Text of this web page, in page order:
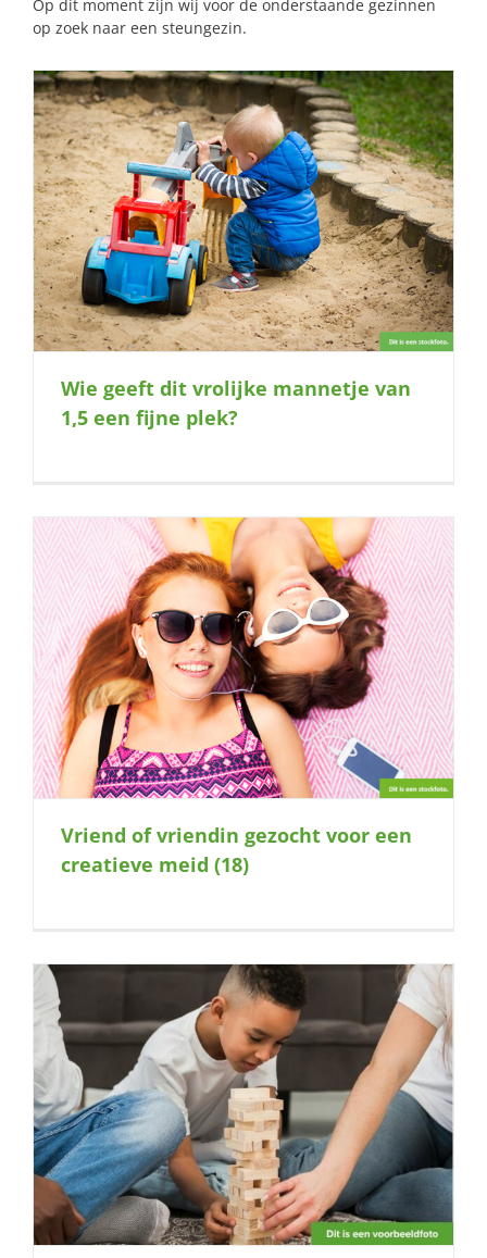
Op dit moment zijn wij voor de onderstaande gezinnen
op zoek naar een steungezin.
Wie geeft dit vrolijke mannetje van
1,5 een fijne plek?
Vriend of vriendin gezocht voor een
creatieve meid (18)